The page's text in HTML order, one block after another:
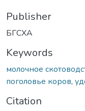
Publisher
БГСХА
Keywords
молочное
поголовье коров,
Citation